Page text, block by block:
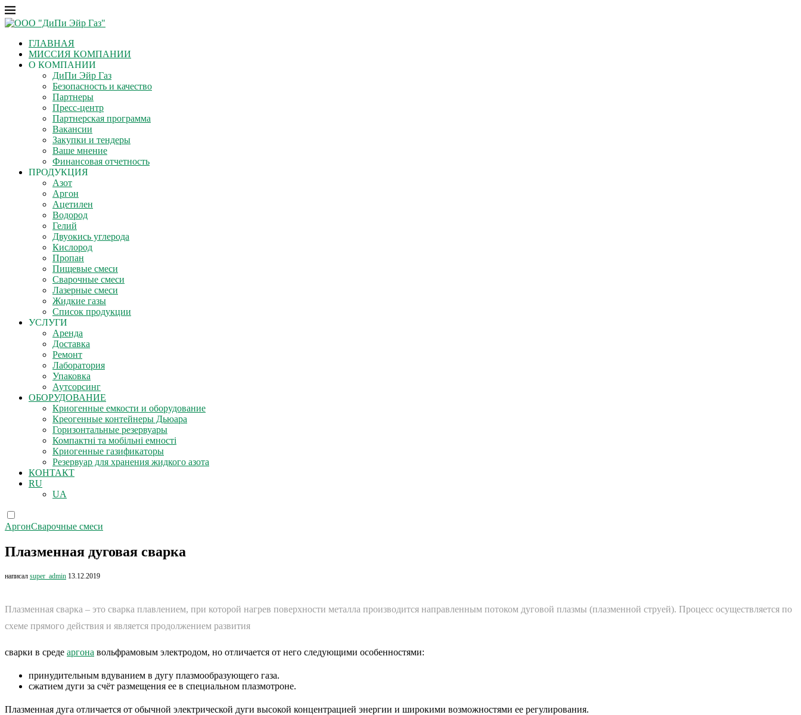
ГЛАВНАЯ
МИССИЯ КОМПАНИИ
О КОМПАНИИ
ДиПи Эйр Газ
Безопасность и качество
Партнеры
Пресс-центр
Партнерская программа
Вакансии
Закупки и тендеры
Ваше мнение
Финансовая отчетность
ПРОДУКЦИЯ
Азот
Аргон
Ацетилен
Водород
Гелий
Двуокись углерода
Кислород
Пропан
Пищевые смеси
Сварочные смеси
Лазерные смеси
Жидкие газы
Список продукции
УСЛУГИ
Аренда
Доставка
Ремонт
Лаборатория
Упаковка
Аутсорсинг
ОБОРУДОВАНИЕ
Криогенные емкости и оборудование
Креогенные контейнеры Дьюара
Горизонтальные резервуары
Компактні та мобільні емності
Криогенные газификаторы
Резервуар для хранения жидкого азота
КОНТАКТ
RU
UA
АргонСварочные смеси
Плазменная дуговая сварка
написал super_admin 13.12.2019
Плазменная сварка – это сварка плавлением, при которой нагрев поверхности металла производится направленным потоком дуговой плазмы (плазменной струей). Процесс осуществляется по
схеме прямого действия и является продолжением развития
сварки в среде аргона вольфрамовым электродом, но отличается от него следующими особенностями:
принудительным вдуванием в дугу плазмообразующего газа.
сжатием дуги за счёт размещения ее в специальном плазмотроне.
Плазменная дуга отличается от обычной электрической дуги высокой концентрацией энергии и широкими возможностями ее регулирования.